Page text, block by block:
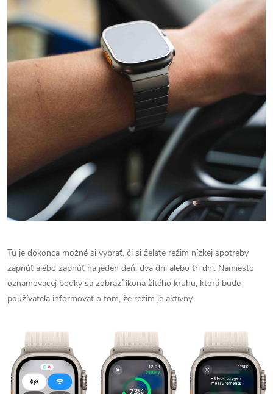
Tu je dokonca možné si vybrať, či si želáte režim nízkej spotreby
zapnúť alebo zapnúť na jeden deň, dva dni alebo tri dni. Namiesto
oznamovacej bodky sa zobrazí ikona žltého kruhu, ktorá bude
používateľa informovať o tom, že režim je aktívny.